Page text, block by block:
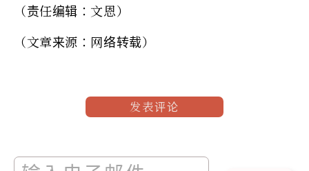
（责任编辑：文恩）
（文章来源：网络转载）
发表评论